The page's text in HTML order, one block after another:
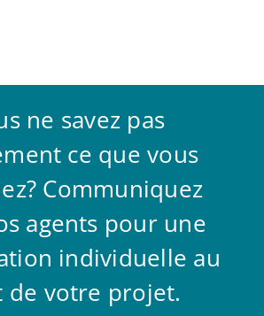
ne savez pas
ce que vous
Communiquez
agents pour une
individuelle au
de votre projet.